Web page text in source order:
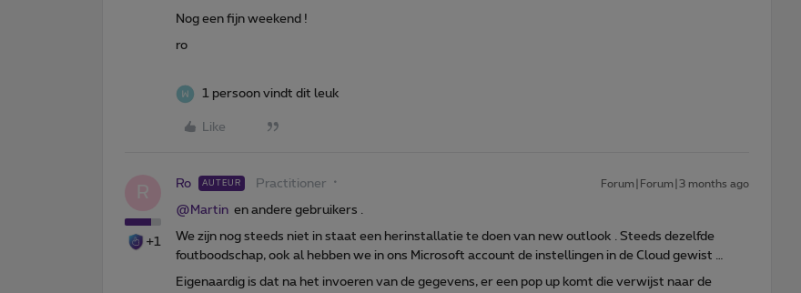
Nog een fijn weekend !
ro
1 persoon vindt dit leuk
Like
R
+1
Ro AUTEUR Practitioner Forum|Forum|3 months ago
@Martin en andere gebruikers .
We zijn nog steeds niet in staat een herinstallatie te doen van new outlook . Steeds dezelfde
foutboodschap, ook al hebben we in ons Microsoft account de instellingen in de Cloud gewist …
Eigenaardig is dat na het invoeren van de gegevens, er een pop up komt die verwijst naar de